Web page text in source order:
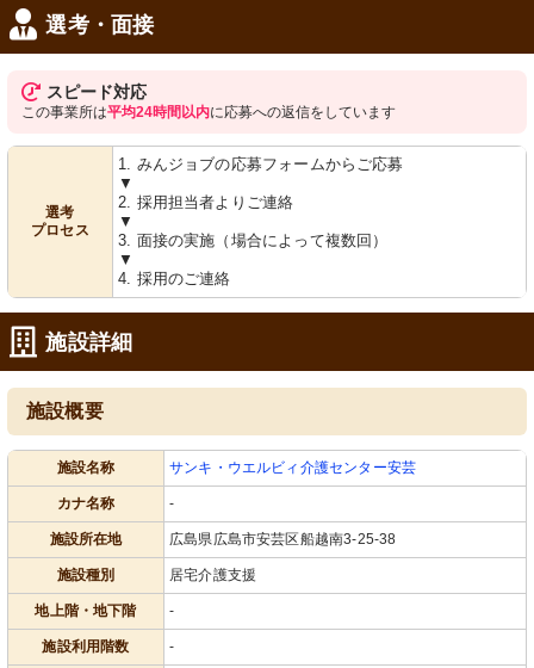
選考・面接
スピード対応
この事業所は平均24時間以内に応募への返信をしています
選考
プロセス
1. みんジョブの応募フォームからご応募
▼
2. 採用担当者よりご連絡
▼
3. 面接の実施（場合によって複数回）
▼
4. 採用のご連絡
施設詳細
施設概要
施設名称 サンキ・ウエルビィ介護センター安芸
カナ名称 -
施設所在地 広島県広島市安芸区船越南3-25-38
施設種別 居宅介護支援
地上階・地下階 -
施設利用階数 -